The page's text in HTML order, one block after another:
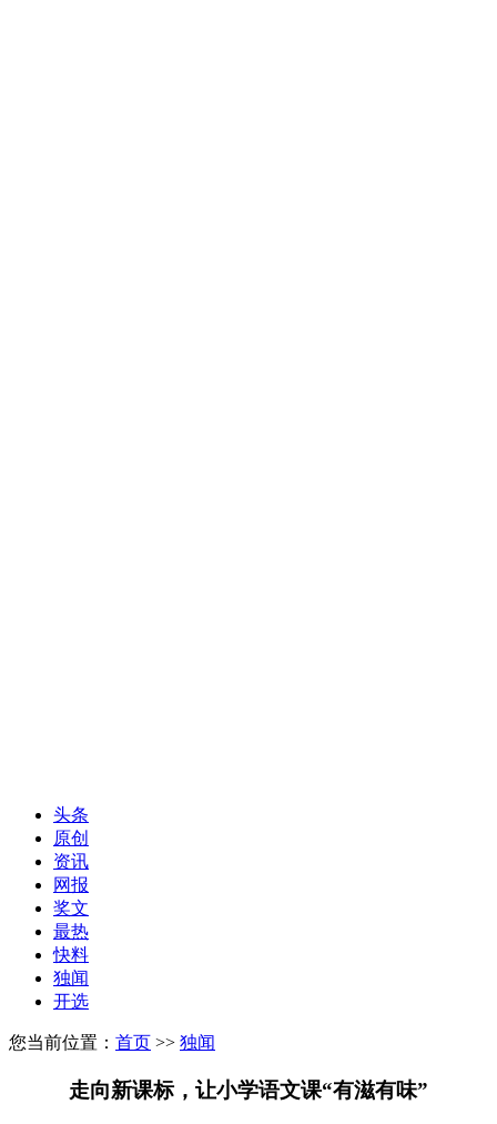
头条
原创
资讯
网报
奖文
最热
快料
独闻
开选
您当前位置： 首页 >> 独闻
走向新课标，让小学语文课“有滋有味”